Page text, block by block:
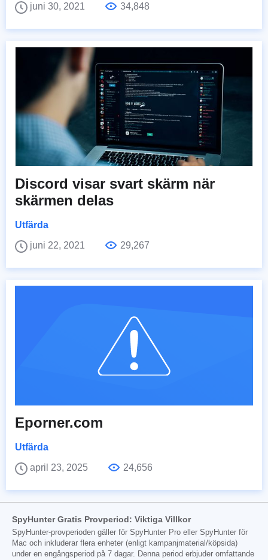
juni 30, 2021
34,848
Discord visar svart skärm när
skärmen delas
Utfärda
juni 22, 2021
29,267
Eporner.com
Utfärda
april 23, 2025
24,656
SpyHunter Gratis Provperiod: Viktiga Villkor
SpyHunter-provperioden gäller för SpyHunter Pro eller SpyHunter för
Mac och inkluderar flera enheter (enligt kampanjmaterial/köpsida)
under en engångsperiod på 7 dagar. Denna period erbjuder omfattande